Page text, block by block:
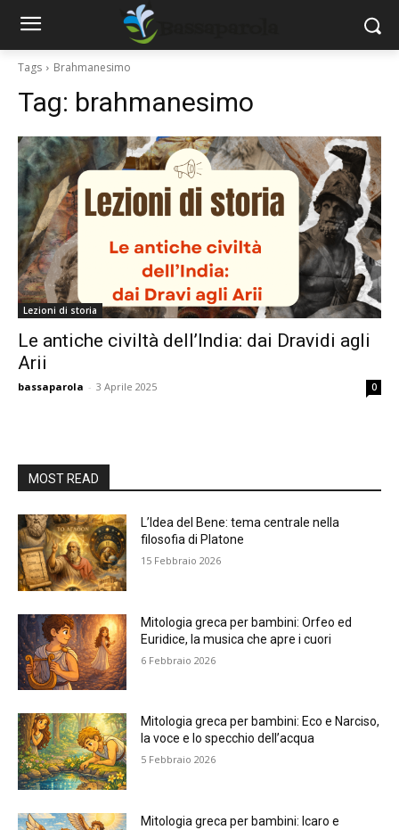
Tags Brahmanesimo
Tag: brahmanesimo
Lezioni di storia
Le antiche civiltà dell’India: dai Dravidi agli
Arii
bassaparola - 3 Aprile 2025 0
MOST READ
L’Idea del Bene: tema centrale nella
filosofia di Platone
15 Febbraio 2026
Mitologia greca per bambini: Orfeo ed
Euridice, la musica che apre i cuori
6 Febbraio 2026
Mitologia greca per bambini: Eco e Narciso,
la voce e lo specchio dell’acqua
5 Febbraio 2026
Mitologia greca per bambini: Icaro e